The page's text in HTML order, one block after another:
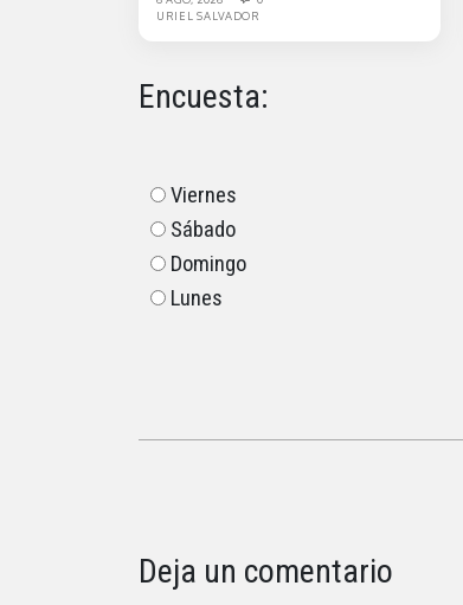
URIEL SALVADOR
Encuesta:
Viernes
Sábado
Domingo
Lunes
Deja un comentario